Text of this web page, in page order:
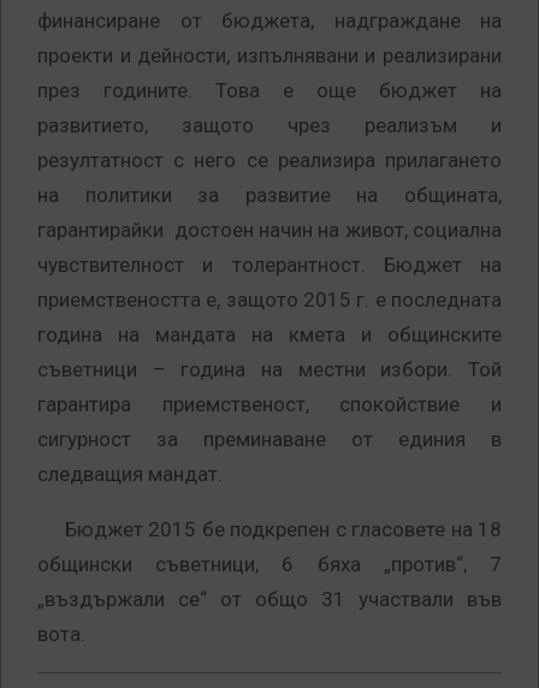
финансиране от бюджета, надграждане на
проекти и дейности, изпълнявани и реализирани
през годините. Това е още бюджет на
развитието, защото чрез реализъм и
резултатност с него се реализира прилагането
на политики за развитие на общината,
гарантирайки достоен начин на живот, социална
чувствителност и толерантност. Бюджет на
приемствеността е, защото 2015 г. е последната
година на мандата на кмета и общинските
съветници – година на местни избори. Той
гарантира приемственост, спокойствие и
сигурност за преминаване от единия в
следващия мандат.
Бюджет 2015 бе подкрепен с гласовете на 18
общински съветници, 6 бяха „против“, 7
„въздържали се“ от общо 31 участвали във
вота.